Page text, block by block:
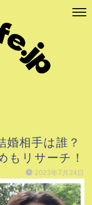
婚相手は誰？
もリサーチ！
2023年7月24日